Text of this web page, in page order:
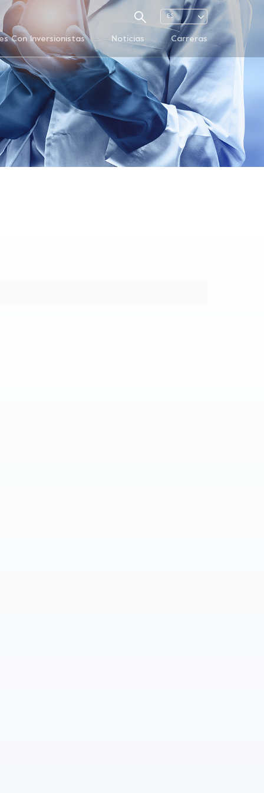
ES
Con Inversionistas Noticias Carreras